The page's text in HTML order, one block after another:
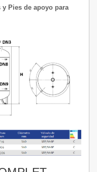
Pies de apoyo para